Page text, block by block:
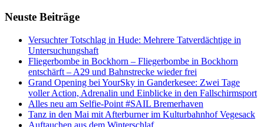
Neuste Beiträge
Versucht­er Totschlag in Hude: Mehrere Tatverdächtige in
Untersuchungshaft
Fliegerbombe in Bockhorn – Fliegerbombe in Bockhorn
entschärft – A29 und Bahnstrecke wieder frei
Grand Opening bei YourSky in Ganderkesee: Zwei Tage
voller Action, Adrenalin und Einblicke in den Fallschirmsport
Alles neu am Selfie-Point #SAIL Bremerhaven
Tanz in den Mai mit Afterburner im Kulturbahnhof Vegesack